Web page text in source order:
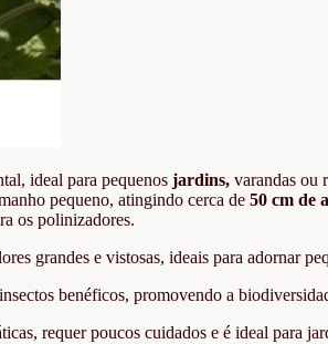
ideal para pequenosjardins, varandas ou
pequeno, atingindo cerca de50 cm de
os polinizadores.
grandes e vistosas, ideais para adornar
benéficos, promovendo a
requer poucos cuidados e é ideal para